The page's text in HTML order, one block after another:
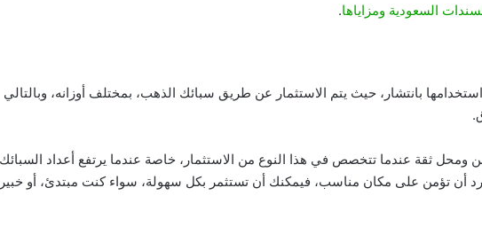
السعودية ومزاياها.
بانتشار، حيث يتم الاستثمار عن طريق سبائك الذهب، بمختلف أوزانه، وبالتالي
ومحل ثقة عندما تتخصص في هذا النوع من الاستثمار، خاصة عندما يرتفع أعداد
أن تؤمن على مكان مناسب، فيمكنك أن تستثمر بكل سهولة، سواء كنت مبتدئ، أو